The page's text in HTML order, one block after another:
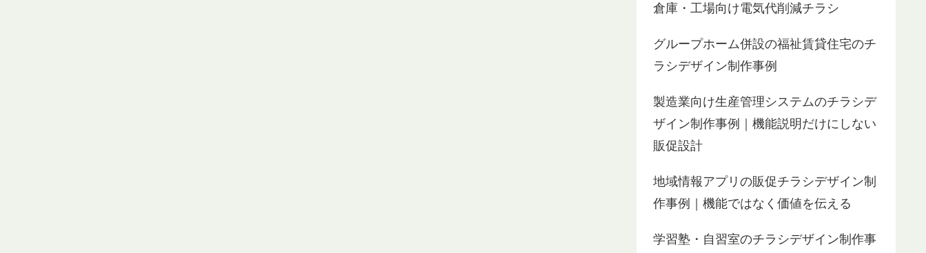
倉庫・工場向け電気代削減チラシ
グループホーム併設の福祉賃貸住宅のチ
ラシデザイン制作事例
製造業向け生産管理システムのチラシデ
ザイン制作事例｜機能説明だけにしない
販促設計
地域情報アプリの販促チラシデザイン制
作事例｜機能ではなく価値を伝える
学習塾・自習室のチラシデザイン制作事